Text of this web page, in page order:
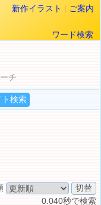
新作イラスト | ご案内
ワード検索
チ
0.040秒で検索